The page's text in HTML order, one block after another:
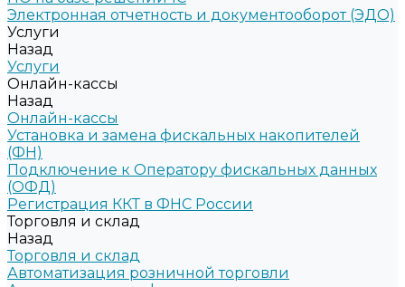
Электронная отчетность и документооборот (ЭДО)
Услуги
Назад
Услуги
Онлайн-кассы
Назад
Онлайн-кассы
Установка и замена фискальных накопителей
(ФН)
Подключение к Оператору фискальных данных
(ОФД)
Регистрация ККТ в ФНС России
Торговля и склад
Назад
Торговля и склад
Автоматизация розничной торговли